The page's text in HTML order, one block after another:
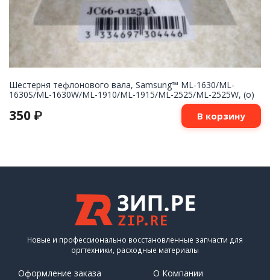
Шестерня тефлонового вала, Samsung™ ML-1630/ML-
1630S/ML-1630W/ML-1910/ML-1915/ML-2525/ML-2525W, (о)
350 ₽ В корзину
Новые и профессионально восстановленные запчасти для
оргтехники, расходные материалы
Оформление заказа
О Компании